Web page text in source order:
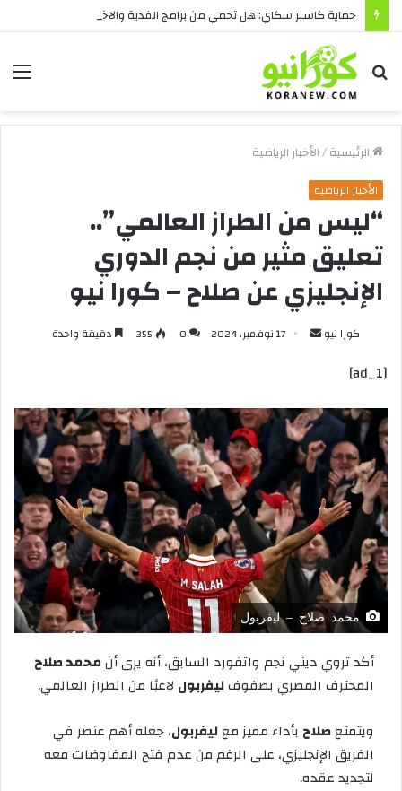
بحث
عن
الرئيسية/الأخبار الرياضية
الأخبار الرياضية
“ليس من الطراز العالمي”..
تعليق مثير من نجم الدوري
الإنجليزي عن صلاح – كورا نيو
كورا نيو
أرسل 17 نوفمبر، 2024 0
355 دقيقة واحدة
[ad_1]
محمد صلاح – ليفربول
أكدترويدينينجم واتفورد السابق،أنهيرىأنمحمدصلاح
المحترف المصريبصفوفليفربول لاعبًا من الطراز العالمي.
ويتمتعصلاح بأداءمميزمعليفربول،جعلهأهمعنصر في
الفريق الإنجليزي، على الرغممنعدم فتح المفاوضاتمعه
لتجديدعقده.